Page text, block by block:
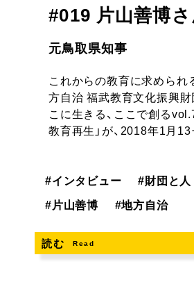
#019 片山善博
元鳥取県知事
これからの教育に求めら
方自治 福武教育文化振興財
こに生きる、ここで創る
教育再生」が、2018年1月
#インタビュー #財団と人
#片山善博 #地方自治
読む Read